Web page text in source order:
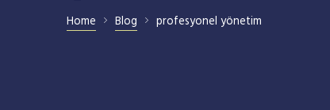
Home Blog profesyonel yönetim